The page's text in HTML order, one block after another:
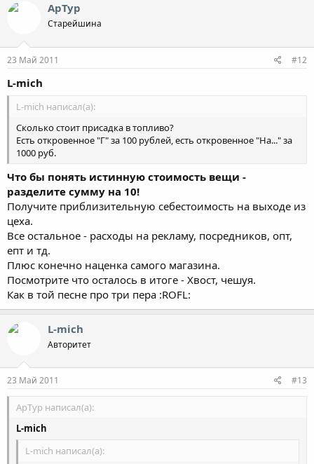
:
АрТур
Старейшина
23 Май 2011 #12
L-mich
L-mich написал(а):
Сколько стоит присадка в топливо?
Есть откровенное "Г" за 100 рублей, есть откровенное "На..." за
1000 руб.
Что бы понять истинную стоимость вещи -
разделите сумму на 10!
Получите приблизительную себестоимость на выходе из
цеха.
Все остальное - расходы на рекламу, посредников, опт,
епт и тд.
Плюс конечно наценка самого магазина.
Посмотрите что осталось в итоге - Хвост, чешуя.
Как в той песне про три пера :ROFL:
L-mich
Авторитет
23 Май 2011 #13
ApTyp написал(а):
L-mich
L-mich написал(а):